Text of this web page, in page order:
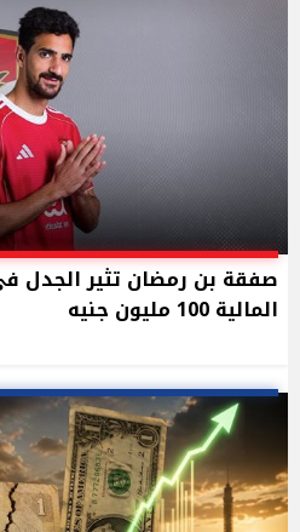
صفقة بن رمضان تثير الجدل
المالية 100 مليون جنيه